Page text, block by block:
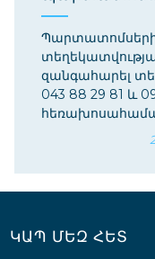
զանգահարել
043 88 29 81 և
ԿԱՊ ՄԵԶ ՀԵՏ